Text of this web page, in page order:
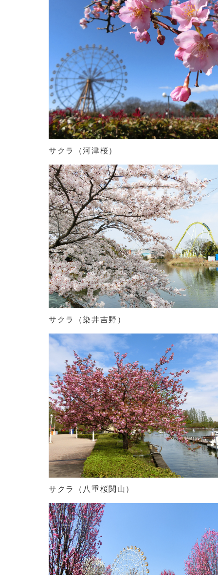
サクラ（河津桜）
サクラ（染井吉野）
サクラ（八重桜関山）